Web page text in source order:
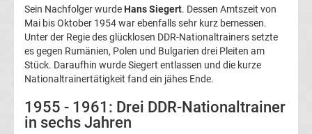
Copa
América
Sieger
Liste
Sein Nachfolger wurde Hans Siegert. Dessen Amtszeit von
Mai bis Oktober 1954 war ebenfalls sehr kurz bemessen.
Unter der Regie des glücklosen DDR-Nationaltrainers setzte
es gegen Rumänien, Polen und Bulgarien drei Pleiten am
Stück. Daraufhin wurde Siegert entlassen und die kurze
Nationaltrainertätigkeit fand ein jähes Ende.
1955 - 1961: Drei DDR-Nationaltrainer
in sechs Jahren